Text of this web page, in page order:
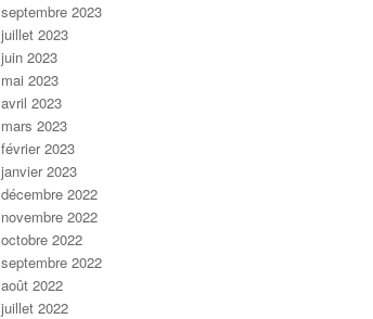
septembre 2023
juillet 2023
juin 2023
mai 2023
avril 2023
mars 2023
février 2023
janvier 2023
décembre 2022
novembre 2022
octobre 2022
septembre 2022
août 2022
juillet 2022